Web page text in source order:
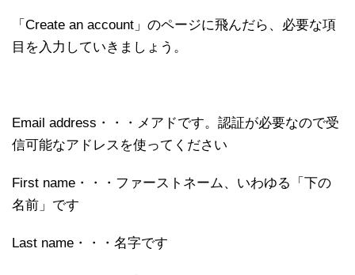
「Create an account」のページに飛んだら、必要な項
目を入力していきましょう。
Email address・・・メアドです。認証が必要なので受
信可能なアドレスを使ってください
First name・・・ファーストネーム、いわゆる「下の
名前」です
Last name・・・名字です